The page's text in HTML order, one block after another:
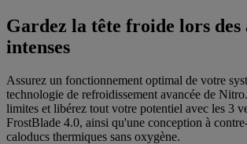
Gardez la tête froide lors des
intenses
Assurez un fonctionnement optimal de votre
technologie de refroidissement avancée de
limites et libérez tout votre potentiel avec les 3
FrostBlade 4.0, ainsi qu'une conception à
caloducs thermiques sans oxygène.